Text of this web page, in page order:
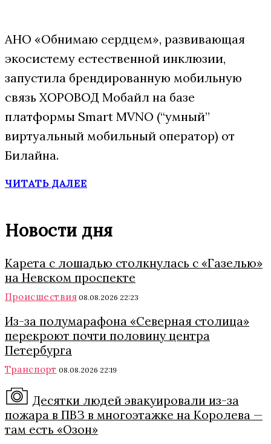
АНО «Обнимаю сердцем», развивающая
экосистему естественной инклюзии,
запустила брендированную мобильную
связь ХОРОВОД Мобайл на базе
платформы Smart MVNO (“умный”
виртуальный мобильный оператор) от
Билайна.
ЧИТАТЬ ДАЛЕЕ
Новости дня
Карета с лошадью столкнулась с «Газелью»
на Невском проспекте
Происшествия 08.08.2026 22:23
Из-за полумарафона «Северная столица»
перекроют почти половину центра
Петербурга
Транспорт 08.08.2026 22:19
Десятки людей эвакуировали из-за
пожара в ПВЗ в многоэтажке на Королева —
там есть «Озон»